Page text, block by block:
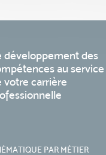
développement des
au service
votre carrière
PAR MÉTIER